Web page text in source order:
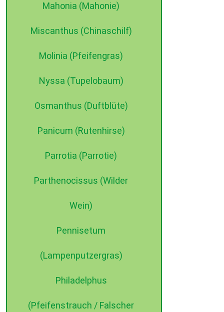
Mahonia (Mahonie)
Miscanthus (Chinaschilf)
Molinia (Pfeifengras)
Nyssa (Tupelobaum)
Osmanthus (Duftblüte)
Panicum (Rutenhirse)
Parrotia (Parrotie)
Parthenocissus (Wilder
Wein)
Pennisetum
(Lampenputzergras)
Philadelphus
(Pfeifenstrauch / Falscher